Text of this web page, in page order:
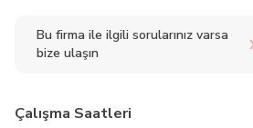
Bu firma ile ilgili sorularınız varsa
bize ulaşın
Çalışma Saatleri